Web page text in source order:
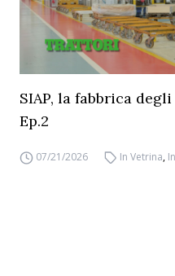
SIAP, la fabbrica
Ep.2
07/21/2026 In Vetrina,